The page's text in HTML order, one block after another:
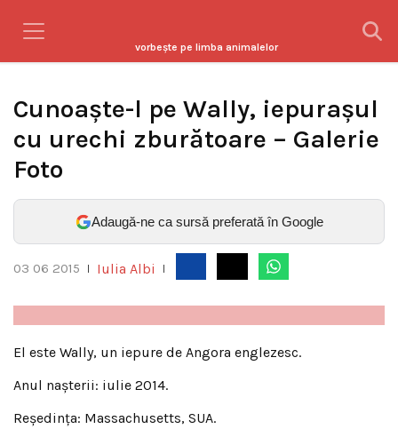
vorbeşte pe limba animalelor
Cunoaște-l pe Wally, iepurașul
cu urechi zburătoare – Galerie
Foto
Adaugă-ne ca sursă preferată în Google
03 06 2015 Iulia Albi
El este Wally, un iepure de Angora englezesc.
Anul nașterii: iulie 2014.
Reședința: Massachusetts, SUA.